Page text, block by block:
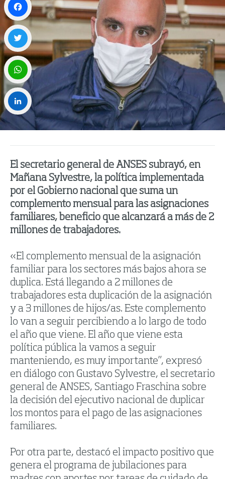
El secretario general de ANSES subrayó, en
Mañana Sylvestre, la política implementada
por el Gobierno nacional que suma un
complemento mensual para las asignaciones
familiares, beneficio que alcanzará a más de 2
millones de trabajadores.
«El complemento mensual de la asignación
familiar para los sectores más bajos ahora se
duplica. Está llegando a 2 millones de
trabajadores esta duplicación de la asignación
y a 3 millones de hijos/as. Este complemento
lo van a seguir percibiendo a lo largo de todo
el año que viene. El año que viene esta
política pública la vamos a seguir
manteniendo, es muy importante”, expresó
en diálogo con Gustavo Sylvestre, el secretario
general de ANSES, Santiago Fraschina sobre
la decisión del ejecutivo nacional de duplicar
los montos para el pago de las asignaciones
familiares.
Por otra parte, destacó el impacto positivo que
genera el programa de jubilaciones para
Facebook
Twitter
WhatsApp
LinkedIn